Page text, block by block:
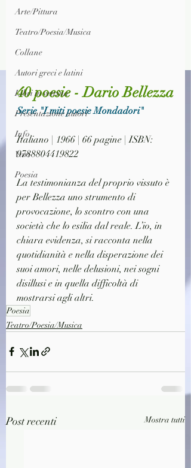
Arte/Pittura
Teatro/Poesia/Musica
Collane
Autori greci e latini
Libri in vetrina
Presentazione autori
Info
Vari
Poesia
40 poesie - Dario Bellezza
Serie "I miti poesie Mondadori"
Italiano | 1966 | 66 pagine | ISBN:
9788804419822
La testimonianza del proprio vissuto è
per Bellezza uno strumento di
provocazione, lo scontro con una
società che lo esilia dal reale. L’io, in
chiara evidenza, si racconta nella
quotidianità e nella disperazione dei
suoi amori, nelle delusioni, nei sogni
disillusi e in quella difficoltà di
mostrarsi agli altri.
Poesia
Teatro/Poesia/Musica
Post recenti Mostra tutti